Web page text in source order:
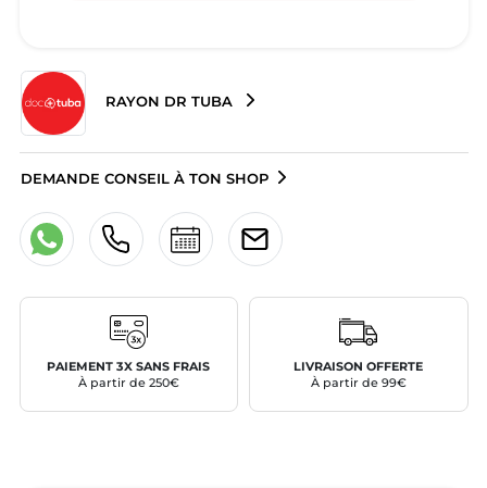
RAYON DR TUBA
DEMANDE CONSEIL À TON SHOP
PAIEMENT 3X SANS FRAIS
À partir de 250€
LIVRAISON OFFERTE
À partir de 99€